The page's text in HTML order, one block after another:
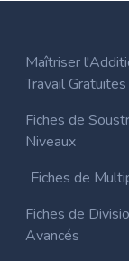
Maîtriser
Travail Gratuites
Fiches de
Niveaux
Fiches de
Fiches de
Avancés